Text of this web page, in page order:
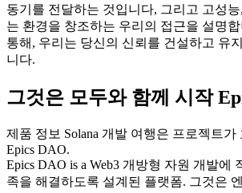
동기를 전달하는 것입니다, 그리고 고성
는 환경을 창조하는 우리의 접근을 설명
통해, 우리는 당신의 신뢰를 건설하고 유
니다.
그것은 모두와 함께 시작
제품 정보 Solana 개발 여행은 프로젝트가
Epics DAO.
Epics DAO is a Web3 개방형 자원 개발에
족을 해결하도록 설계된 플랫폼. 그것은